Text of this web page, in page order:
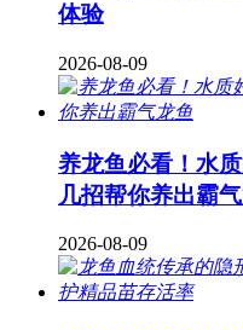
体验
2026-08-09
养龙鱼必看！水
几招帮你养出霸
2026-08-09